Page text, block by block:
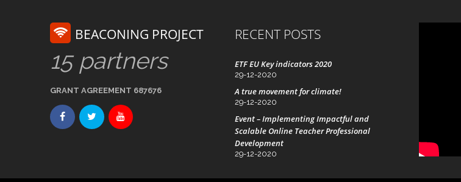
BEACONING PROJECT
15 partners
GRANT AGREEMENT 687676
RECENT POSTS
ETF EU Key indicators 2020
29-12-2020
A true movement for climate!
29-12-2020
Event – Implementing Impactful and
Scalable Online Teacher Professional
Development
29-12-2020